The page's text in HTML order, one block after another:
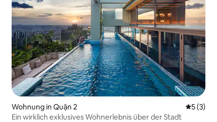
Wohnung in Quận 2
5 (3)
Ein wirklich exklusives Wohnerlebnis über der Stadt